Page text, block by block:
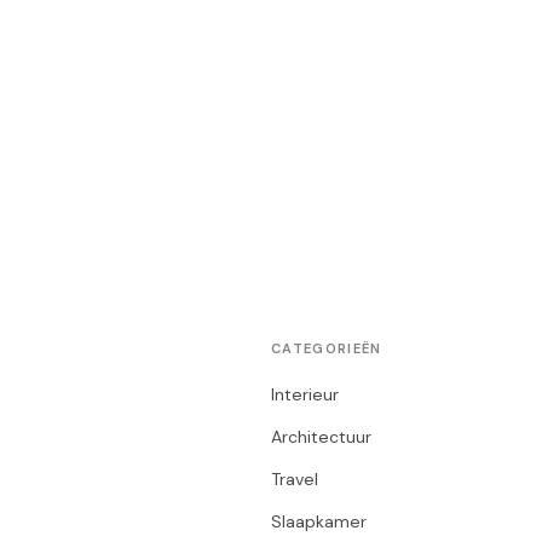
CATEGORIEËN
Interieur
Architectuur
Travel
Slaapkamer